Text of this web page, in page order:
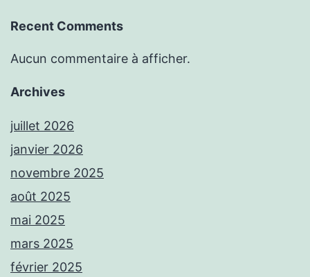
Recent Comments
Aucun commentaire à afficher.
Archives
juillet 2026
janvier 2026
novembre 2025
août 2025
mai 2025
mars 2025
février 2025